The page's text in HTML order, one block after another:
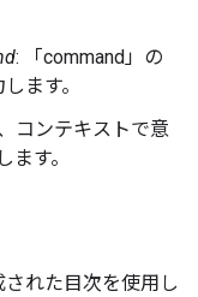
: 「command」の
ます。
コンテキストで意
す。
れた目次を使用し